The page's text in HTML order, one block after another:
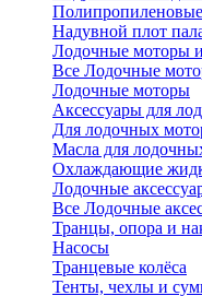
Надувной плот
Лодочные моторы
Все Лодочные
Лодочные моторы
Аксессуары для
Для лодочных
Масла для
Охлаждающие
Лодочные
Все Лодочные
Транцы, опора и
Насосы
Транцевые колёса
Тенты, чехлы и